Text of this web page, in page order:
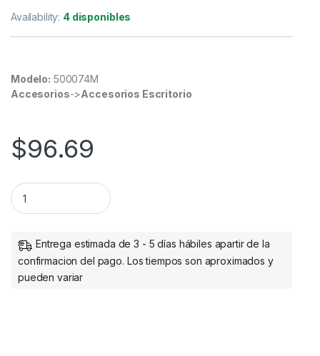
Availability: 4 disponibles
Modelo: 500074M
Accesorios->Accesorios Escritorio
$96.69
Probotix MOUSEPAD DE GEL BROBOTIX MORADO . quantity
Entrega estimada de 3 - 5 días hábiles apartir de la
confirmacion del pago. Los tiempos son aproximados y
pueden variar